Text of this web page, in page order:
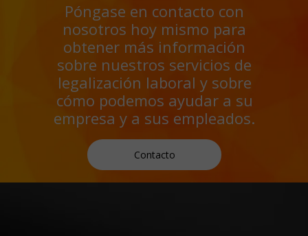
Póngase en contacto con
nosotros hoy mismo para
obtener más información
sobre nuestros servicios de
legalización laboral y sobre
cómo podemos ayudar a su
empresa y a sus empleados.
Contacto